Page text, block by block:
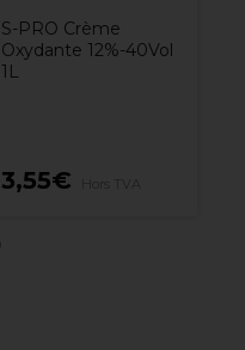
S-PRO Crème
Oxydante 12%-40Vol
1L
3,55€